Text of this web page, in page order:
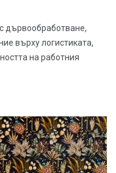
дървообработване,
върху логистиката,
на работния